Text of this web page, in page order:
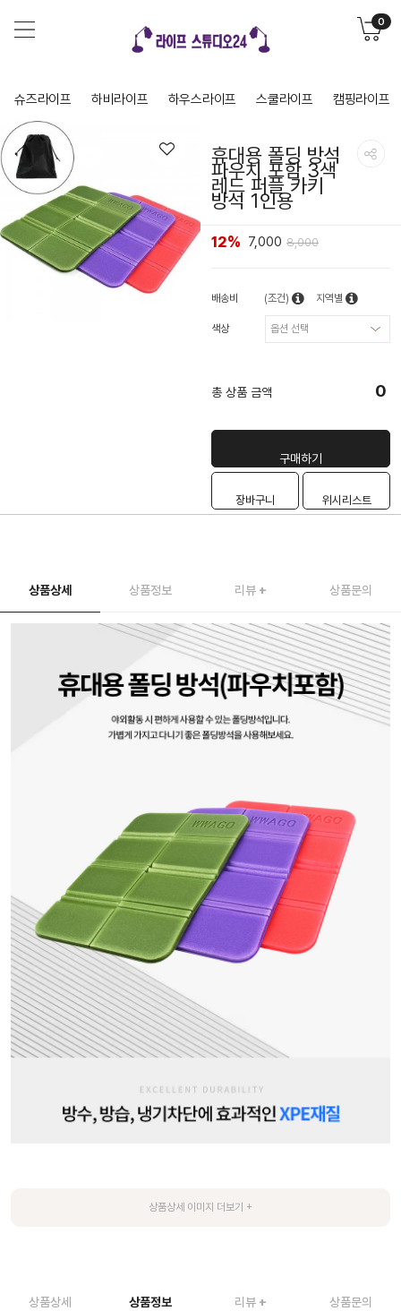
0
슈즈라이프 하비라이프 하우스라이프 스쿨라이프 캠핑라이프
휴대용 폴딩 방석
파우치 포함 3색
레드 퍼플 카키
방석 1인용
12% 7,000 8,000
배송비 (조건) 지역별
색상
총 상품 금액 0
구매하기
장바구니 위시리스트
상품상세 상품정보 리뷰 + 상품문의
상품상세 상품정보 리뷰 + 상품문의